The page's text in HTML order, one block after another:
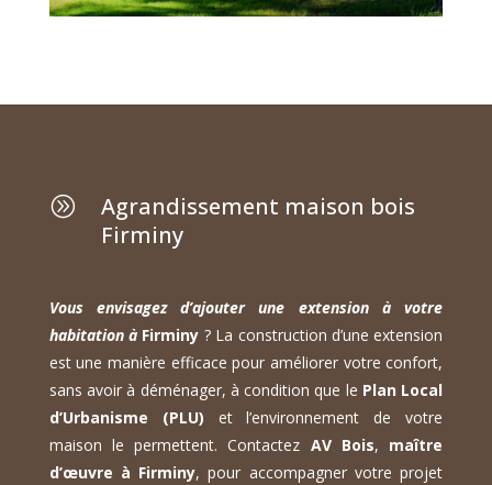
A
Agrandissement maison bois
Firminy
Vous envisagez d’ajouter une extension à votre
habitation à Firminy ? La construction d’une extension
est une manière efficace pour améliorer votre confort,
sans avoir à déménager, à condition que le Plan Local
d’Urbanisme (PLU) et l’environnement de votre
maison le permettent. Contactez AV Bois, maître
d’œuvre à Firminy, pour accompagner votre projet